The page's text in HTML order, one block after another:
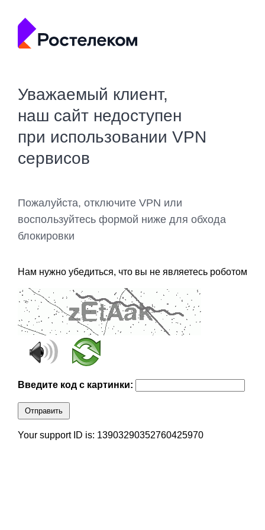
Уважаемый клиент,
наш сайт недоступен
при использовании VPN
сервисов
Пожалуйста, отключите VPN или
воспользуйтесь формой ниже для обхода
блокировки
Нам нужно убедиться, что вы не являетесь роботом
Введите код с картинки:
Отправить
Your support ID is: 13903290352760425970